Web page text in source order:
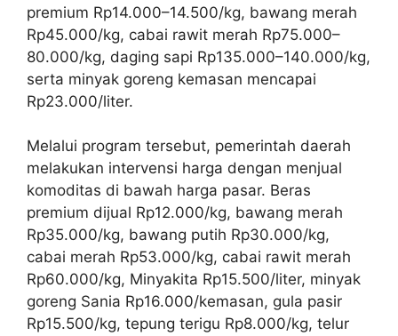
premium Rp14.000–14.500/kg, bawang merah
Rp45.000/kg, cabai rawit merah Rp75.000–
80.000/kg, daging sapi Rp135.000–140.000/kg,
serta minyak goreng kemasan mencapai
Rp23.000/liter.
Melalui program tersebut, pemerintah daerah
melakukan intervensi harga dengan menjual
komoditas di bawah harga pasar. Beras
premium dijual Rp12.000/kg, bawang merah
Rp35.000/kg, bawang putih Rp30.000/kg,
cabai merah Rp53.000/kg, cabai rawit merah
Rp60.000/kg, Minyakita Rp15.500/liter, minyak
goreng Sania Rp16.000/kemasan, gula pasir
Rp15.500/kg, tepung terigu Rp8.000/kg, telur